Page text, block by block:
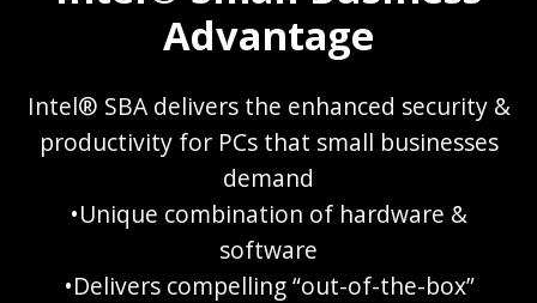
Advantage
Intel® SBA delivers the enhanced security &
productivity for PCs that small businesses
demand
•Unique combination of hardware &
software
•Delivers compelling “out-of-the-box”